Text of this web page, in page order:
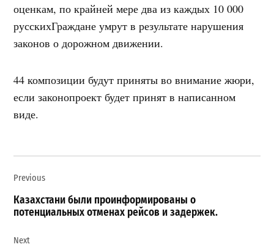
оценкам, по крайней мере два из каждых 10 000
русскихГраждане умрут в результате нарушения
законов о дорожном движении.
44 композиции будут приняты во внимание жюри,
если законопроект будет принят в написанном
виде.
по
записям
Previous
Казахстани были проинформированы о
потенциальных отменах рейсов и задержек.
Next